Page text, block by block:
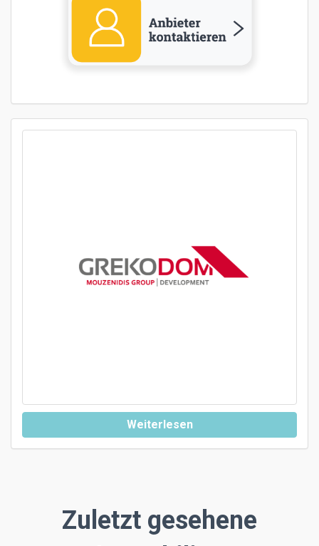
Weiterlesen
Zuletzt gesehene